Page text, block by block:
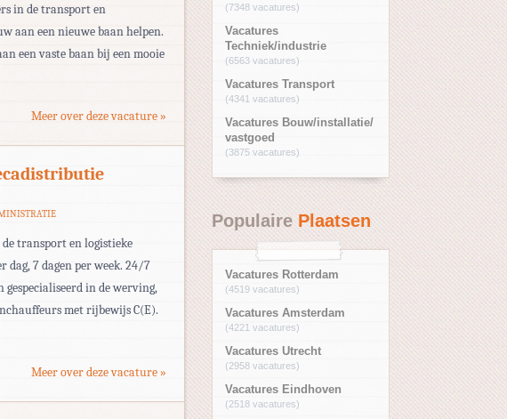
in de transport en
aan een nieuwe baan helpen.
een vaste baan bij een mooie
Meer over deze vacature »
transport en logistieke
dag, 7 dagen per week. 24/7
in de werving,
met rijbewijs C(E).
Meer over deze vacature »
(7348 vacatures)
Vacatures
Techniek/industrie
(6563 vacatures)
Vacatures Transport
(4341 vacatures)
Vacatures Bouw/installatie/
vastgoed
(3875 vacatures)
PopulairePlaatsen
Vacatures Rotterdam
(4519 vacatures)
Vacatures Amsterdam
(4221 vacatures)
Vacatures Utrecht
(2958 vacatures)
Vacatures Eindhoven
(2518 vacatures)